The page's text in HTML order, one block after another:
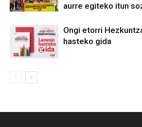
aurre egiteko itun
Ongi etorri
hasteko gida